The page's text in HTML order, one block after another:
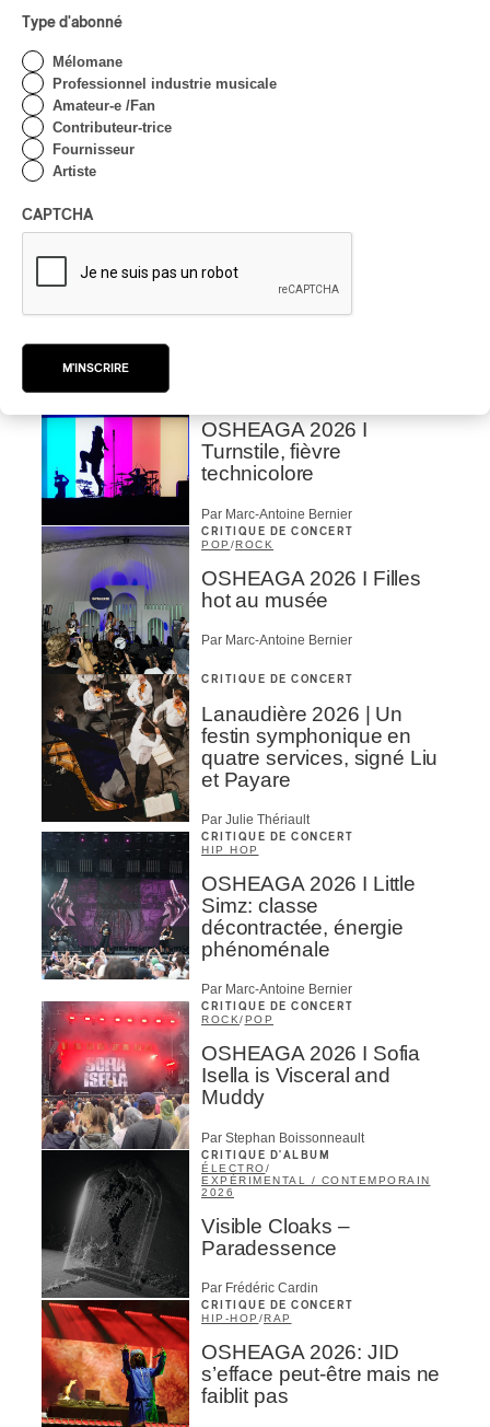
CRITIQUE DE CONCERT
CRITIQUE DE CONCERT
OSHEAGA 2026 I Viagra
OSHEAGA 2026 I
Turnstile, fièvre
technicolore
Par Marc-Antoine Bernier
CRITIQUE DE CONCERT
POP /ROCK
OSHEAGA 2026 I Filles
hot au musée
Par Marc-Antoine Bernier
CRITIQUE DE CONCERT
Lanaudière 2026 | Un
festin symphonique en
quatre services, signé Liu
et Payare
Par Julie Thériault
CRITIQUE DE CONCERT
HIP HOP
OSHEAGA 2026 I Little
Simz: classe
décontractée, énergie
phénoménale
Par Marc-Antoine Bernier
CRITIQUE DE CONCERT
ROCK/ POP
OSHEAGA 2026 I Sofia
Isella is Visceral and
Muddy
Par Stephan Boissonneault
CRITIQUE D'ALBUM
ÉLECTRO/
EXPÉRIMENTAL / CONTEMPORAIN
2026
Visible Cloaks –
Paradessence
Par Frédéric Cardin
CRITIQUE DE CONCERT
HIP-HOP /RAP
OSHEAGA 2026: JID
s’efface peut-être mais ne
faiblit pas
Type d'abonné
Mélomane
Professionnel industrie musicale
Amateur-e /Fan
Contributeur-trice
Fournisseur
Artiste
CAPTCHA
M'INSCRIRE